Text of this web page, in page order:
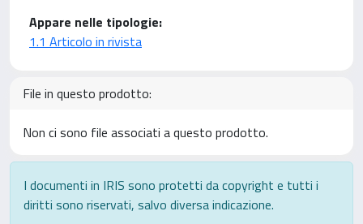
Appare nelle tipologie:
1.1 Articolo in rivista
File in questo prodotto:
Non ci sono file associati a questo prodotto.
I documenti in IRIS sono protetti da copyright e tutti i
diritti sono riservati, salvo diversa indicazione.